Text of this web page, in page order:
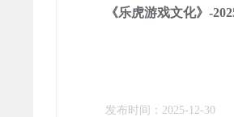
《乐虎游戏文化》-
发布时间：2025-12-30